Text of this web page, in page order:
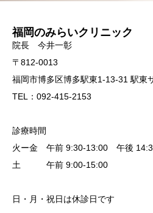
福岡のみらいクリニック
院長 今井一彰
〒812-0013
福岡市博多区博多駅東1-13-31 駅東
TEL：092-415-2153
診療時間
火ー金 午前 9:30-13:00 午後
土 午前 9:00-15:00
日・月・祝日は休診日です